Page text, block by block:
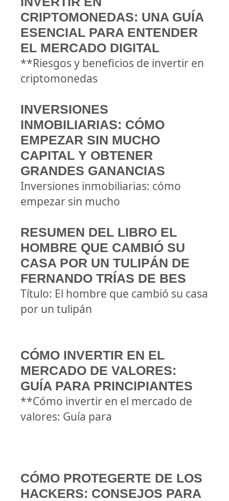
CRIPTOMONEDAS: UNA GUÍA
ESENCIAL PARA ENTENDER
EL MERCADO DIGITAL
**Riesgos y beneficios de invertir en
criptomonedas
INVERSIONES
INMOBILIARIAS: CÓMO
EMPEZAR SIN MUCHO
CAPITAL Y OBTENER
GRANDES GANANCIAS
Inversiones inmobiliarias: cómo
empezar sin mucho
RESUMEN DEL LIBRO EL
HOMBRE QUE CAMBIÓ SU
CASA POR UN TULIPÁN DE
FERNANDO TRÍAS DE BES
Título: El hombre que cambió su casa
por un tulipán
CÓMO INVERTIR EN EL
MERCADO DE VALORES:
GUÍA PARA PRINCIPIANTES
**Cómo invertir en el mercado de
valores: Guía para
CÓMO PROTEGERTE DE LOS
HACKERS: CONSEJOS PARA